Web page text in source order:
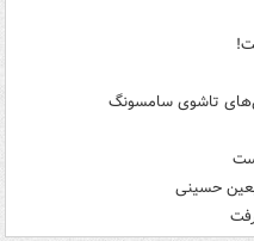
تاشوی سامسونگ
حسینی